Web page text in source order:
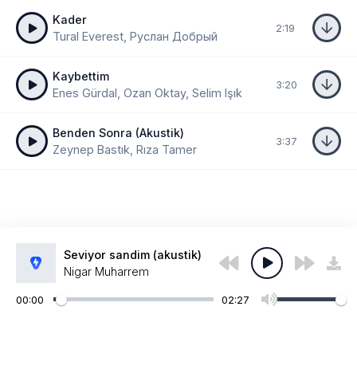
Kader
Tural Everest, Руслан Добрый
2:19
Kaybettim
Enes Gürdal, Ozan Oktay, Selim Işık
3:20
Benden Sonra (Akustik)
Zeynep Bastık, Rıza Tamer
3:37
Seviyor sandim (akustik)
Nigar Muharrem
00:00 02:27